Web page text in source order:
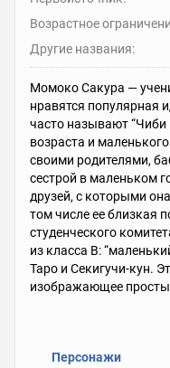
Возрастное
Другие названия:
Момоко Сакура —
нравятся популярная
часто называют “Чиби
возраста и
своими родителями,
сестрой в маленьком
друзей, с которыми
том числе ее близкая
студенческого
из класса B:
Таро и Секигучи-кун.
изображающее
Персонажи